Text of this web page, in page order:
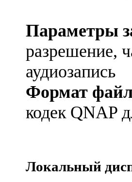
Параметры
разрешение,
аудиозапись
Формат
кодек QNAP
Локальный